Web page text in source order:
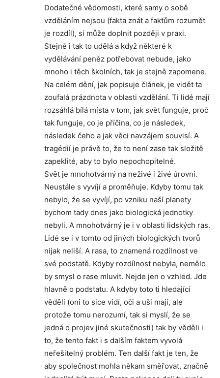
Dodatečné vědomosti, které samy o sobě
vzděláním nejsou (fakta znát a faktům rozumět
je rozdíl), si může doplnit později v praxi.
Stejně i tak to udělá a když některé k
vydělávání peněz potřebovat nebude, jako
mnoho i těch školních, tak je stejně zapomene.
Na celém dění, jak popisuje článek, je vidět ta
zoufalá prázdnota v oblasti vzdělání. Ti lidé mají
rozsáhlá bílá místa v tom, jak svět funguje, proč
tak funguje, co je příčina, co je následek,
následek čeho a jak věci navzájem souvisí. A
tragédií je právě to, že to není zase tak složitě
zapeklité, aby to bylo nepochopitelné.
Svět je mnohotvárný na neživé i živé úrovni.
Neustále s vyvíjí a proměňuje. Kdyby tomu tak
nebylo, že se vyvíjí, po vzniku naší planety
bychom tady dnes jako biologická jednotky
nebyli. A mnohotvárný je i v oblasti lidských ras.
Lidé se i v tomto od jiných biologických tvorů
nijak neliší. A rasa, to znamená rozdílnost ve
své podstatě. Kdyby rozdílnost nebyla, nemělo
by smysl o rase mluvit. Nejde jen o vzhled. Jde
hlavně o podstatu. A kdyby toto ti hledající
věděli (oni to sice vidí, oči a uši mají, ale
protože tomu nerozumí, tak si myslí, že se
jedná o projev jiné skutečnosti) tak by věděli i
to, že tento fakt i s dalším faktem vyvolá
neřešitelný problém. Ten další fakt je ten, že
aby společnost mohla někam směřovat, značně